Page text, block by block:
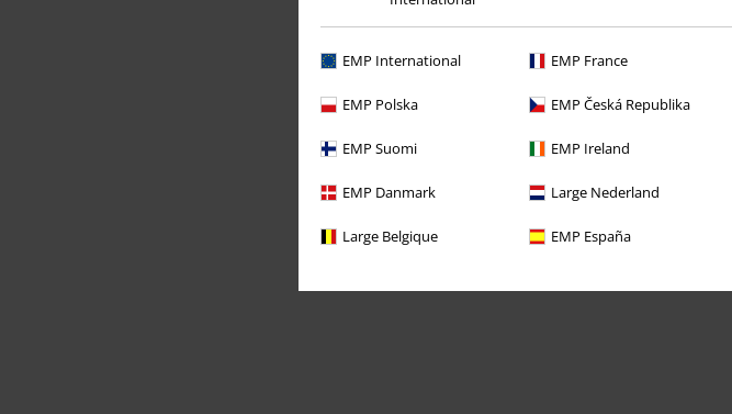
EMP International EMP France
EMP Polska EMP Česká Republika
EMP Suomi EMP Ireland
EMP Danmark Large Nederland
Large Belgique EMP España